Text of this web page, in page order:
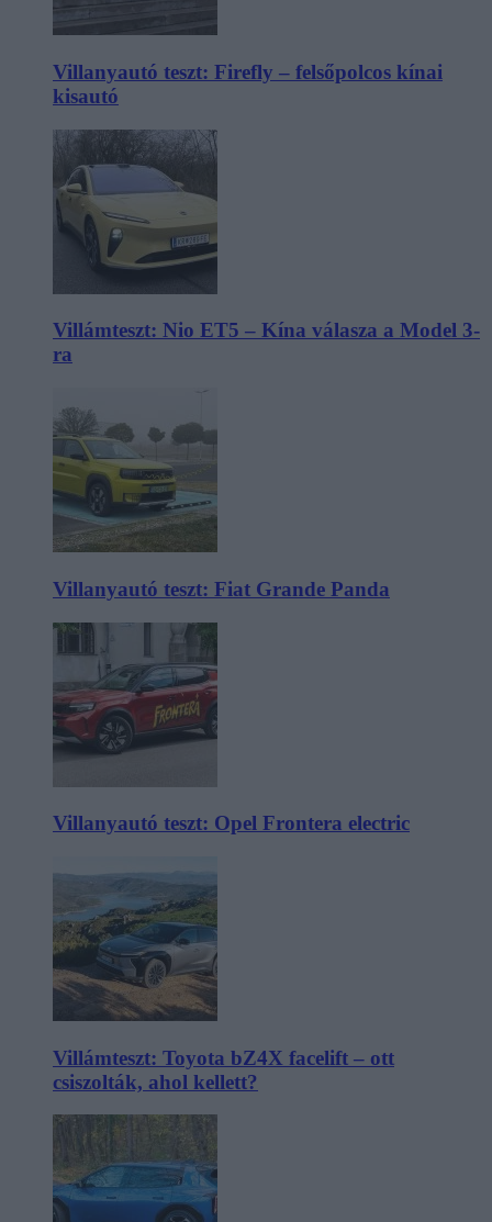
Villanyautó teszt: Firefly – felsőpolcos kínai
kisautó
Villámteszt: Nio ET5 – Kína válasza a Model 3-
ra
Villanyautó teszt: Fiat Grande Panda
Villanyautó teszt: Opel Frontera electric
Villámteszt: Toyota bZ4X facelift – ott
csiszolták, ahol kellett?